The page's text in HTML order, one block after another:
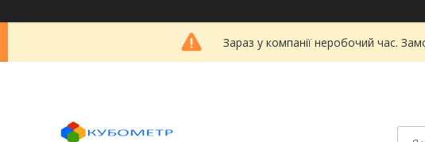
Зараз у компанії неробочий час.